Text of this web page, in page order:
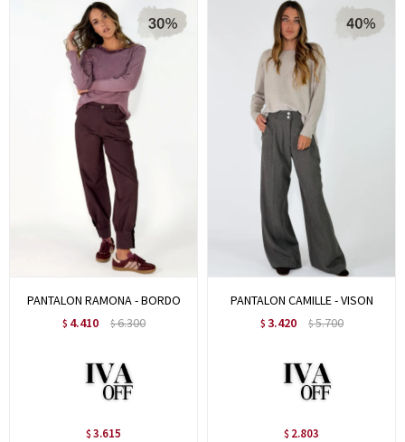
PANTALON RAMONA - BORDO
$ 4.410 $6.300
$ 3.615
PANTALON CAMILLE - VISON
$ 3.420 $5.700
$ 2.803